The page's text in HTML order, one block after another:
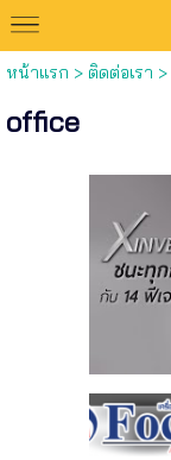
หน้าแรก > ติดต่อเรา >
office